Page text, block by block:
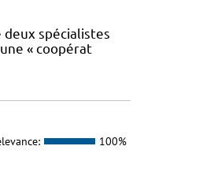
spécialistes
« coopérat
100%